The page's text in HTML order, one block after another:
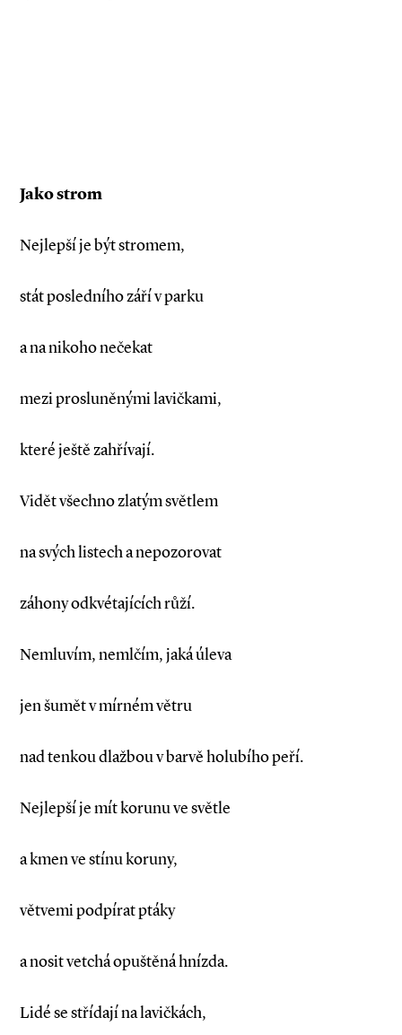
Jako strom
Nejlepší je být stromem,
stát posledního září v parku
a na nikoho nečekat
mezi prosluněnými lavičkami,
které ještě zahřívají.
Vidět všechno zlatým světlem
na svých listech a nepozorovat
záhony odkvétajících růží.
Nemluvím, nemlčím, jaká úleva
jen šumět v mírném větru
nad tenkou dlažbou v barvě holubího peří.
Nejlepší je mít korunu ve světle
a kmen ve stínu koruny,
větvemi podpírat ptáky
a nosit vetchá opuštěná hnízda.
Lidé se střídají na lavičkách,